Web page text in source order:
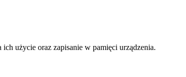
użycie oraz zapisanie w pamięci urządzenia.